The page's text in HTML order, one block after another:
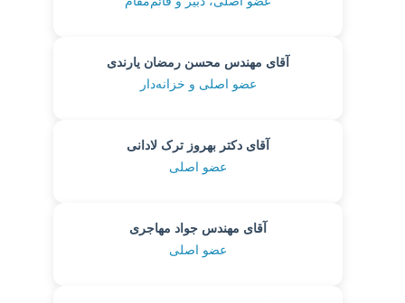
آقای مهندس محسن رمضان یارندی
عضو اصلی و خزانه‌دار
آقای دکتر بهروز ترک لادانی
عضو اصلی
آقای مهندس جواد مهاجری
عضو اصلی